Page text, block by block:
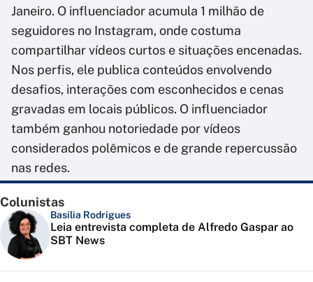
Janeiro. O influenciador acumula 1 milhão de
seguidores no Instagram, onde costuma
compartilhar vídeos curtos e situações encenadas.
Nos perfis, ele publica conteúdos envolvendo
desafios, interações com esconhecidos e cenas
gravadas em locais públicos. O influenciador
também ganhou notoriedade por vídeos
considerados polêmicos e de grande repercussão
nas redes.
Colunistas
Basília Rodrigues
Leia entrevista completa de Alfredo Gaspar ao
SBT News